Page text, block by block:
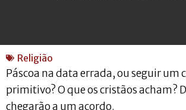
Religião
Páscoa na data errada, ou seguir um
primitivo? O que os cristãos acham?
chegarão a um acordo.